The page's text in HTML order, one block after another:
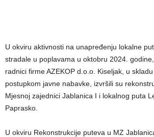
U okviru aktivnosti na unapređenju lokalne
stradale u poplavama u oktobru 2024.
radnici firme AZEKOP d.o.o. Kiseljak, u
postupkom javne nabavke, izvršili su
Mjesnoj zajednici Jablanica I i lokalnog puta
Paprasko.
U okviru Rekonstrukcije puteva u MZ